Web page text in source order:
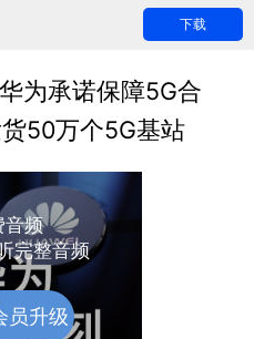
下载
为承诺保障5G合
50万个5G基站
音频
完整音频
员升级